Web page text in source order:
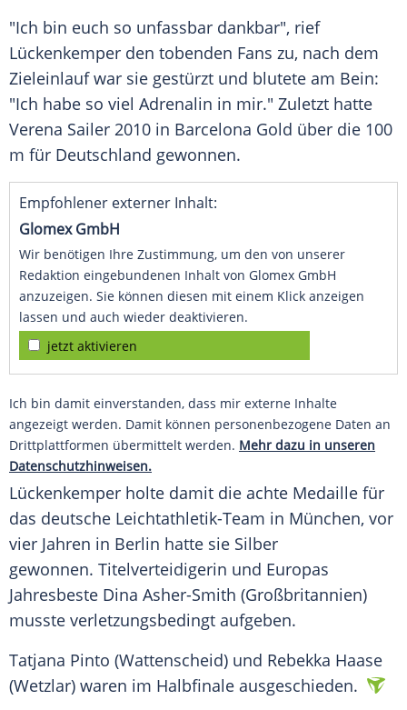
"Ich bin euch so unfassbar dankbar", rief
Lückenkemper den tobenden Fans zu, nach dem
Zieleinlauf war sie gestürzt und blutete am Bein:
"Ich habe so viel Adrenalin in mir." Zuletzt hatte
Verena Sailer 2010 in Barcelona Gold über die 100
m für Deutschland gewonnen.
Empfohlener externer Inhalt:
Glomex GmbH
Wir benötigen Ihre Zustimmung, um den von unserer
Redaktion eingebundenen Inhalt von Glomex GmbH
anzuzeigen. Sie können diesen mit einem Klick anzeigen
lassen und auch wieder deaktivieren.
jetzt aktivieren
Ich bin damit einverstanden, dass mir externe Inhalte
angezeigt werden. Damit können personenbezogene Daten an
Drittplattformen übermittelt werden. Mehr dazu in unseren
Datenschutzhinweisen.
Lückenkemper holte damit die achte Medaille für
das deutsche Leichtathletik-Team in München, vor
vier Jahren in Berlin hatte sie Silber
gewonnen. Titelverteidigerin und Europas
Jahresbeste Dina Asher-Smith (Großbritannien)
musste verletzungsbedingt aufgeben.
Tatjana Pinto (Wattenscheid) und Rebekka Haase
(Wetzlar) waren im Halbfinale ausgeschieden.